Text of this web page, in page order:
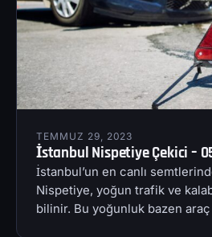
TEMMUZ 29, 2023
İstanbul Nispetiye Çekici –
İstanbul’un en canlı
Nispetiye, yoğun trafik ve
bilinir. Bu yoğunluk bazen